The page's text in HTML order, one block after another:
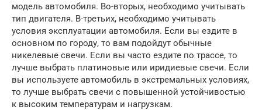
модель автомобиля. Во-вторых, необходимо учитывать
тип двигателя. В-третьих, необходимо учитывать
условия эксплуатации автомобиля. Если вы ездите в
основном по городу, то вам подойдут обычные
никелевые свечи. Если вы часто ездите по трассе, то
лучше выбрать платиновые или иридиевые свечи. Если
вы используете автомобиль в экстремальных условиях,
то лучше выбрать свечи с повышенной устойчивостью
к высоким температурам и нагрузкам.